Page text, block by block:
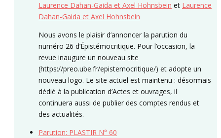
Laurence Dahan-Gaida et Axel Hohnsbein et Laurence
Dahan-Gaida et Axel Hohnsbein
Nous avons le plaisir d’annoncer la parution du
numéro 26 d’Épistémocritique. Pour l’occasion, la
revue inaugure un nouveau site
(https://preo.ube.fr/epistemocritique/) et adopte un
nouveau logo. Le site actuel est maintenu : désormais
dédié à la publication d’Actes et ouvrages, il
continuera aussi de publier des comptes rendus et
des actualités.
Parution: PLASTIR N° 60